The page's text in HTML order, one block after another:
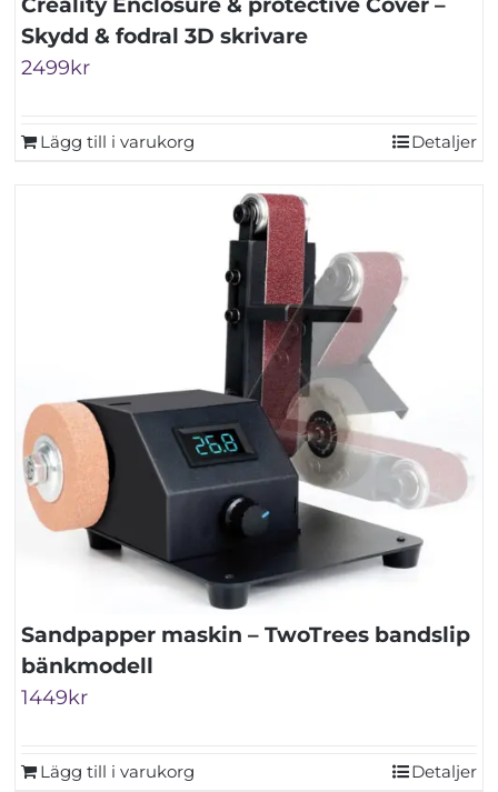
Creality Enclosure & protective Cover –
Skydd & fodral 3D skrivare
2499kr
Lägg till i varukorg Detaljer
Sandpapper maskin – TwoTrees bandslip
bänkmodell
1449kr
Lägg till i varukorg Detaljer